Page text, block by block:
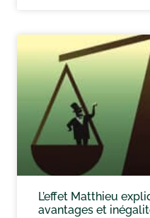
L’effet Matthieu
avantages et